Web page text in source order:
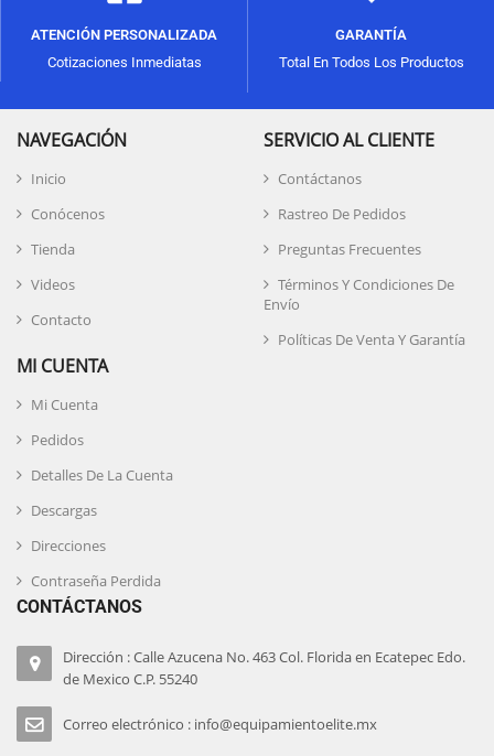
ATENCIÓN PERSONALIZADA
Cotizaciones Inmediatas
GARANTÍA
Total En Todos Los Productos
NAVEGACIÓN
Inicio
Conócenos
Tienda
Videos
Contacto
SERVICIO AL CLIENTE
Contáctanos
Rastreo De Pedidos
Preguntas Frecuentes
Términos Y Condiciones De
Envío
Políticas De Venta Y Garantía
MI CUENTA
Mi Cuenta
Pedidos
Detalles De La Cuenta
Descargas
Direcciones
Contraseña Perdida
CONTÁCTANOS
Dirección : Calle Azucena No. 463 Col. Florida en Ecatepec Edo.
de Mexico C.P. 55240
Correo electrónico : info@equipamientoelite.mx